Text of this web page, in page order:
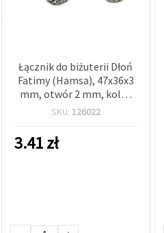
Łącznik do biżuterii Dłoń
Fatimy (Hamsa), 47x36x3
mm, otwór 2 mm, kolor
stali nierdzewnej, 2 szt.
SKU: 126022
3.41zł